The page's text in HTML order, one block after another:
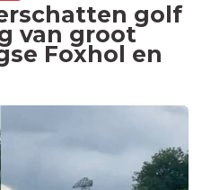
golf
van groot
Foxhol en